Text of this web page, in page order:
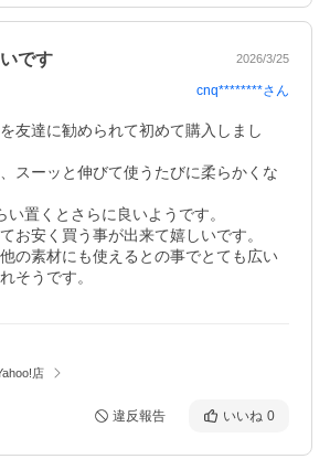
です 2026/3/25
cnq********さん
友達に勧められて初めて購入しまし
スーッと伸びて使うたびに柔らかくな
置くとさらに良いようです。
お安く買う事が出来て嬉しいです。
の素材にも使えるとの事でとても広い
そうです。
店
違反報告 いいね 0